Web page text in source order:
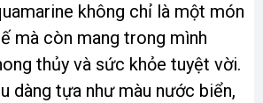
không chỉ là một món
mà còn mang trong mình
thủy và sức khỏe tuyệt vời.
dàng tựa như màu nước biển,